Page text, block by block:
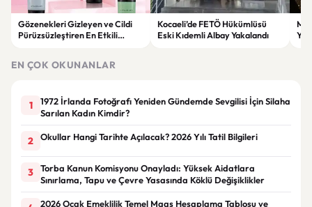
Gözenekleri Gizleyen ve Cildi
Pürüzsüzleştiren En Etkili
Kocaeli’de FETÖ Hükümlüsü
Eski Kıdemli Albay Yakalandı
EN ÇOK OKUNANLAR
1
1972 İrlanda Fotoğrafı Yeniden Gündemde Sevgilisi İçin Silaha
Sarılan Kadın Kimdir?
2 Okullar Hangi Tarihte Açılacak? 2026 Yılı Tatil Bilgileri
3
Torba Kanun Komisyonu Onayladı: Yüksek Aidatlara
Sınırlama, Tapu ve Çevre Yasasında Köklü Değişiklikler
2026 Ocak Emeklilik Temel Maaş Hesaplama Tablosu ve